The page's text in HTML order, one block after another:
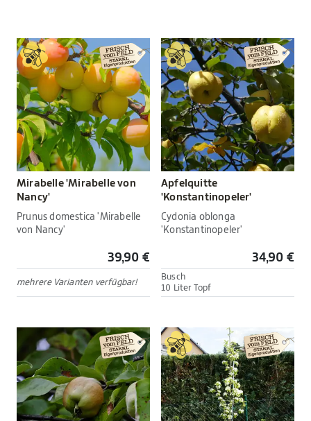
Mirabelle 'Mirabelle von
Nancy'
Prunus domestica 'Mirabelle
von Nancy'
39,90 €
mehrere Varianten verfügbar!
Apfelquitte
'Konstantinopeler'
Cydonia oblonga
'Konstantinopeler'
34,90 €
Busch
10 Liter Topf